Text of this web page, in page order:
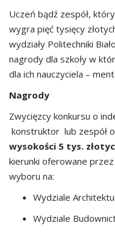
Uczeń bądź zespół,
wygra pięć tysięcy
wydziały Politechniki
nagrody dla szkoły w
dla ich nauczyciela –
Nagrody
Zwycięzcy konkursu o
konstruktor lub zespół
wysokości 5 tys.
kierunki oferowane
wyboru na:
Wydziale
Wydziale